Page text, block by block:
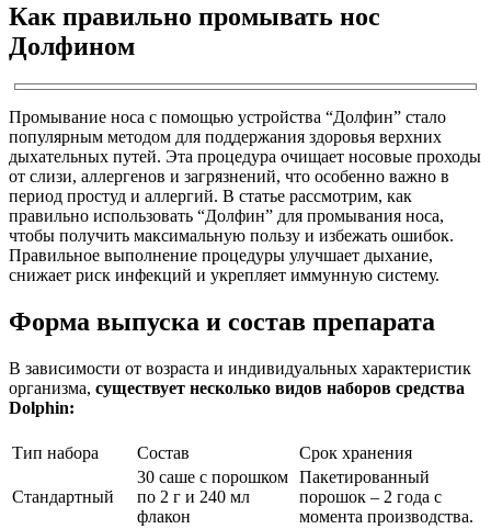
Как правильно промывать нос
Долфином
Промывание носа с помощью устройства “Долфин” стало
популярным методом для поддержания здоровья верхних
дыхательных путей. Эта процедура очищает носовые проходы
от слизи, аллергенов и загрязнений, что особенно важно в
период простуд и аллергий. В статье рассмотрим, как
правильно использовать “Долфин” для промывания носа,
чтобы получить максимальную пользу и избежать ошибок.
Правильное выполнение процедуры улучшает дыхание,
снижает риск инфекций и укрепляет иммунную систему.
Форма выпуска и состав препарата
В зависимости от возраста и индивидуальных характеристик
организма, существует несколько видов наборов средства
Dolphin:
Тип набора Состав Срок хранения
Стандартный
30 саше с порошком
по 2 г и 240 мл
флакон
Пакетированный
порошок – 2 года с
момента производства.